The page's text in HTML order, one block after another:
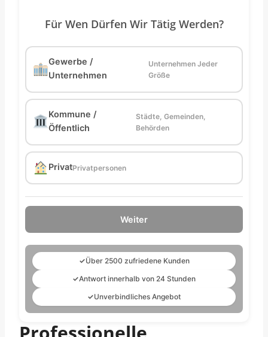
Für Wen Dürfen Wir Tätig Werden?
Gewerbe /
Unternehmen
Unternehmen Jeder
Größe
Kommune /
Öffentlich
Städte, Gemeinden,
Behörden
PrivatPrivatpersonen
Weiter
✓Über 2500 zufriedene Kunden
✓Antwort innerhalb von 24 Stunden
✓Unverbindliches Angebot